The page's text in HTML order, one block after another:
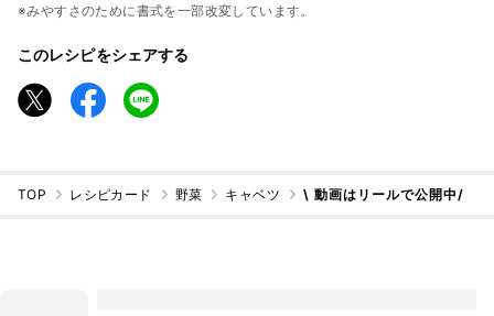
※みやすさのために書式を一部改変しています。
このレシピをシェアする
TOP レシピカード 野菜 キャベツ \ 動画はリールで公開中/